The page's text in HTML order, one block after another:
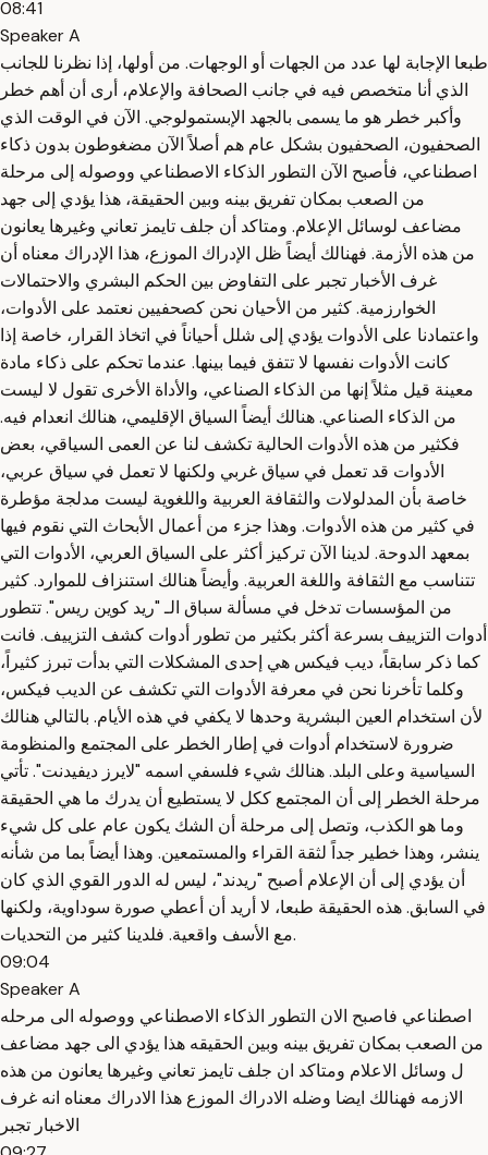
08:41
Speaker A
طبعا الإجابة لها عدد من الجهات أو الوجهات. من أولها، إذا نظرنا للجانب
الذي أنا متخصص فيه في جانب الصحافة والإعلام، أرى أن أهم خطر
وأكبر خطر هو ما يسمى بالجهد الإبستمولوجي. الآن في الوقت الذي
الصحفيون، الصحفيون بشكل عام هم أصلاً الآن مضغوطون بدون ذكاء
اصطناعي، فأصبح الآن التطور الذكاء الاصطناعي ووصوله إلى مرحلة
من الصعب بمكان تفريق بينه وبين الحقيقة، هذا يؤدي إلى جهد
مضاعف لوسائل الإعلام. ومتاكد أن جلف تايمز تعاني وغيرها يعانون
من هذه الأزمة. فهنالك أيضاً ظل الإدراك الموزع، هذا الإدراك معناه أن
غرف الأخبار تجبر على التفاوض بين الحكم البشري والاحتمالات
الخوارزمية. كثير من الأحيان نحن كصحفيين نعتمد على الأدوات،
واعتمادنا على الأدوات يؤدي إلى شلل أحياناً في اتخاذ القرار، خاصة إذا
كانت الأدوات نفسها لا تتفق فيما بينها. عندما تحكم على ذكاء مادة
معينة قيل مثلاً إنها من الذكاء الصناعي، والأداة الأخرى تقول لا ليست
من الذكاء الصناعي. هنالك أيضاً السياق الإقليمي، هنالك انعدام فيه.
فكثير من هذه الأدوات الحالية تكشف لنا عن العمى السياقي، بعض
الأدوات قد تعمل في سياق غربي ولكنها لا تعمل في سياق عربي،
خاصة بأن المدلولات والثقافة العربية واللغوية ليست مدلجة مؤطرة
في كثير من هذه الأدوات. وهذا جزء من أعمال الأبحاث التي نقوم فيها
بمعهد الدوحة. لدينا الآن تركيز أكثر على السياق العربي، الأدوات التي
تتناسب مع الثقافة واللغة العربية. وأيضاً هنالك استنزاف للموارد. كثير
من المؤسسات تدخل في مسألة سباق الـ "ريد كوين ريس". تتطور
أدوات التزييف بسرعة أكثر بكثير من تطور أدوات كشف التزييف. فانت
كما ذكر سابقاً، ديب فيكس هي إحدى المشكلات التي بدأت تبرز كثيراً،
وكلما تأخرنا نحن في معرفة الأدوات التي تكشف عن الديب فيكس،
لأن استخدام العين البشرية وحدها لا يكفي في هذه الأيام. بالتالي هنالك
ضرورة لاستخدام أدوات في إطار الخطر على المجتمع والمنظومة
السياسية وعلى البلد. هنالك شيء فلسفي اسمه "لايرز ديفيدنت". تأتي
مرحلة الخطر إلى أن المجتمع ككل لا يستطيع أن يدرك ما هي الحقيقة
وما هو الكذب، وتصل إلى مرحلة أن الشك يكون عام على كل شيء
ينشر، وهذا خطير جداً لثقة القراء والمستمعين. وهذا أيضاً بما من شأنه
أن يؤدي إلى أن الإعلام أصبح "ريدند"، ليس له الدور القوي الذي كان
في السابق. هذه الحقيقة طبعا، لا أريد أن أعطي صورة سوداوية، ولكنها
مع الأسف واقعية. فلدينا كثير من التحديات.
09:04
Speaker A
اصطناعي فاصبح الان التطور الذكاء الاصطناعي ووصوله الى مرحله
من الصعب بمكان تفريق بينه وبين الحقيقه هذا يؤدي الى جهد مضاعف
ل وسائل الاعلام ومتاكد ان جلف تايمز تعاني وغيرها يعانون من هذه
الازمه فهنالك ايضا وضله الادراك الموزع هذا الادراك معناه انه غرف
الاخبار تجبر